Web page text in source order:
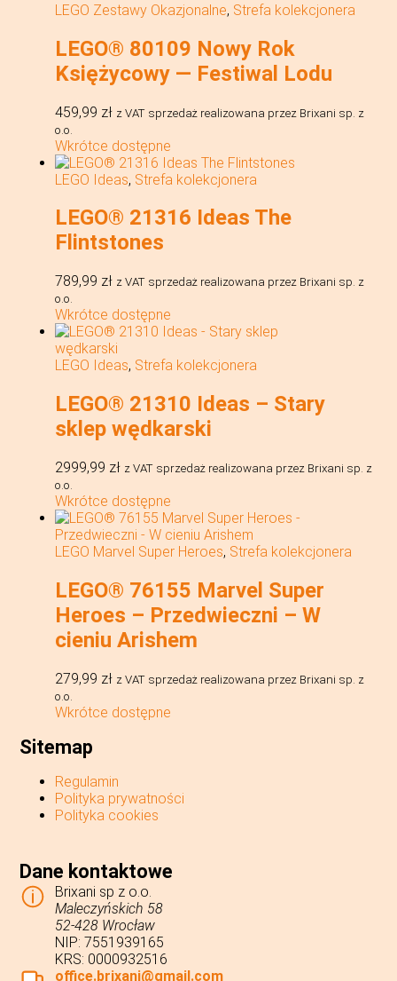
LEGO Zestawy Okazjonalne, Strefa kolekcjonera
LEGO® 80109 Nowy Rok
Księżycowy — Festiwal Lodu
459,99 zł z VAT sprzedaż realizowana przez Brixani sp. z
o.o.
Wkrótce dostępne
LEGO Ideas, Strefa kolekcjonera
LEGO® 21316 Ideas The
Flintstones
789,99 zł z VAT sprzedaż realizowana przez Brixani sp. z
o.o.
Wkrótce dostępne
LEGO Ideas, Strefa kolekcjonera
LEGO® 21310 Ideas – Stary
sklep wędkarski
2999,99 zł z VAT sprzedaż realizowana przez Brixani sp. z
o.o.
Wkrótce dostępne
LEGO Marvel Super Heroes, Strefa kolekcjonera
LEGO® 76155 Marvel Super
Heroes – Przedwieczni – W
cieniu Arishem
279,99 zł z VAT sprzedaż realizowana przez Brixani sp. z
o.o.
Wkrótce dostępne
Sitemap
Regulamin
Polityka prywatności
Polityka cookies
Dane kontaktowe
Brixani sp z o.o.
Maleczyńskich 58
52-428 Wrocław
NIP: 7551939165
KRS: 0000932516
office.brixani@gmail.com